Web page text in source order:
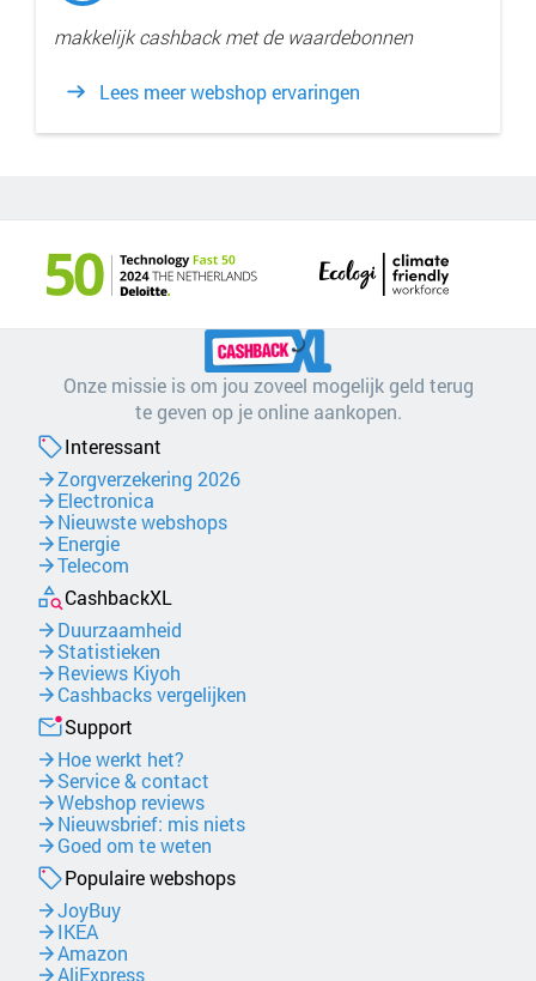
makkelijk cashback met de waardebonnen
Lees meer webshop ervaringen
Onze missie is om jou zoveel mogelijk geld terug
te geven op je online aankopen.
Interessant
Zorgverzekering 2026
Electronica
Nieuwste webshops
Energie
Telecom
CashbackXL
Duurzaamheid
Statistieken
Reviews Kiyoh
Cashbacks vergelijken
Support
Hoe werkt het?
Service & contact
Webshop reviews
Nieuwsbrief: mis niets
Goed om te weten
Populaire webshops
JoyBuy
IKEA
Amazon
AliExpress